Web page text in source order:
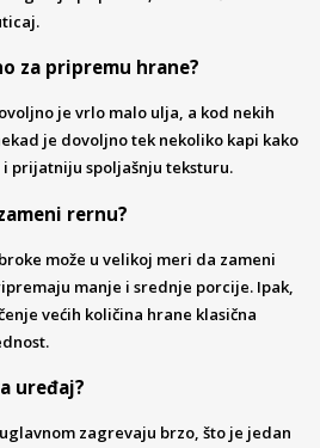
za pripremu hrane?
je vrlo malo ulja, a kod nekih
je dovoljno tek nekoliko kapi kako
prijatniju spoljašnju teksturu.
rernu?
može u velikoj meri da zameni
manje i srednje porcije. Ipak,
većih količina hrane klasična
uređaj?
zagrevaju brzo, što je jedan